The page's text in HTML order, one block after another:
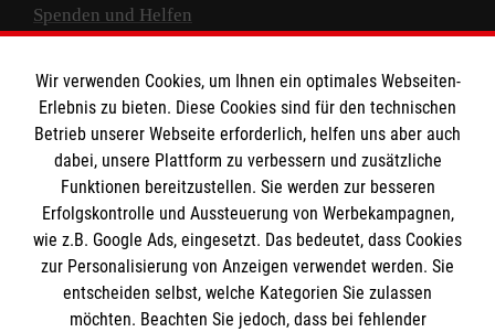
Spenden und Helfen
Empfänger: Malteser Hilfsdienst e.V.
IBAN: DE10 3706 0120 1201 2000 12
BIC: GENODED 1PA7
Wir verwenden Cookies, um Ihnen ein optimales Webseiten-
Erlebnis zu bieten. Diese Cookies sind für den technischen
Betrieb unserer Webseite erforderlich, helfen uns aber auch
dabei, unsere Plattform zu verbessern und zusätzliche
Funktionen bereitzustellen. Sie werden zur besseren
Erfolgskontrolle und Aussteuerung von Werbekampagnen,
wie z.B. Google Ads, eingesetzt. Das bedeutet, dass Cookies
zur Personalisierung von Anzeigen verwendet werden. Sie
entscheiden selbst, welche Kategorien Sie zulassen
möchten. Beachten Sie jedoch, dass bei fehlender